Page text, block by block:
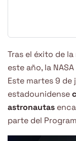
Tras el éxito de
este año, la
Este martes 9 de
estadounidense
astronautas
parte del